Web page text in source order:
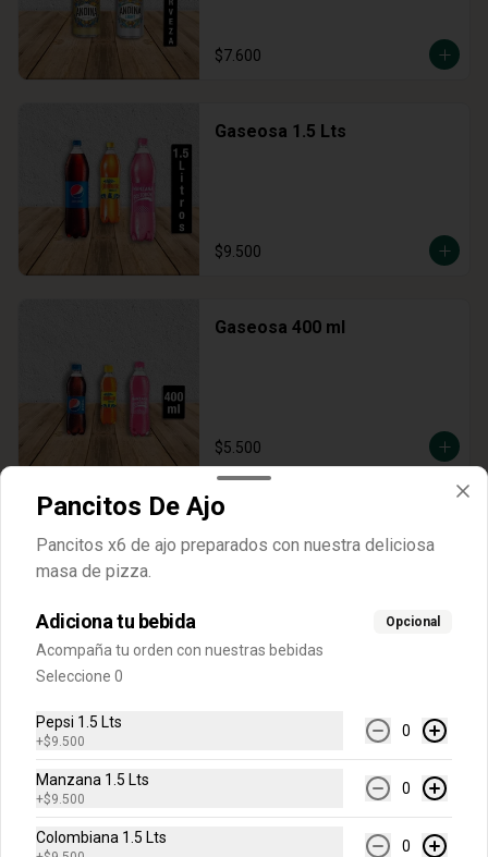
$7.600
Gaseosa 1.5 Lts
$9.500
Gaseosa 400 ml
$5.500
Sabores Limonata, Lima Limón,
$6.500
Sabores Mora, Mango, Naranja Piña o
Frutas Tropicales.
Pancitos De Ajo
Pancitos x6 de ajo preparados con nuestra deliciosa
masa de pizza.
Adiciona tu bebida Opcional
Acompaña tu orden con nuestras bebidas
Seleccione 0
Pepsi 1.5 Lts
+$9.500
0
Manzana 1.5 Lts
+$9.500
0
Colombiana 1.5 Lts 0